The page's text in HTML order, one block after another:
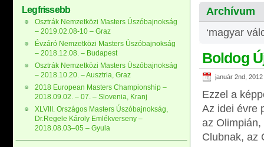
Archívum
‘magyar
Boldog
január 2nd, 2012
Ezzel a
Az idei évre
az
Clubnak, az
Legfrissebb
Osztrák Nemzetközi Masters Úszóbajnokság
– 2019.02.08-10 – Graz
Évzáró Nemzetközi Masters Úszóbajnokság
– 2018.12.08. – Budapest
Osztrák Nemzetközi Masters Úszóbajnokság
– 2018.10.20. – Ausztria, Graz
2018 European Masters Championship –
2018.09.02. – 07. – Slovenia, Kranj
XLVIII. Országos Masters Úszóbajnokság,
Dr.Regele Károly Emlékverseny –
2018.08.03–05 – Gyula